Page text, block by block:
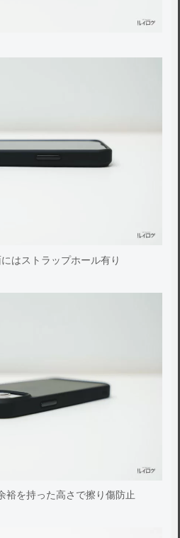
はストラップホール有り
裕を持った高さで擦り傷防止